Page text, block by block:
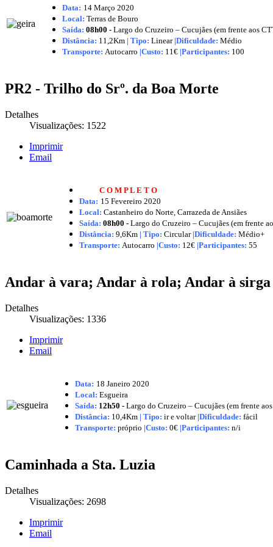
Data: 14 Março 2020
Local: Terras de Bouro
Saída: 08h00 - Largo do Cruzeiro – Cucujães (em frente aos
Distância: 11,2Km | Tipo: Linear |Dificuldade: Médio
Transporte: Autocarro |Custo: 11€ |Participantes: 100
PR2 - Trilho do Srº. da Boa Morte
Detalhes
Visualizações: 1522
Imprimir
Email
C O M P L E T O
Data: 15 Fevereiro 2020
Local: Castanheiro do Norte, Carrazeda de Ansiães
Saída: 08h00 - Largo do Cruzeiro – Cucujães (em frente
Distância: 9,6Km | Tipo: Circular |Dificuldade: Médio+
Transporte: Autocarro |Custo: 12€ |Participantes: 55
Andar à vara; Andar à rola; Andar à sirga
Detalhes
Visualizações: 1336
Imprimir
Email
Data: 18 Janeiro 2020
Local: Esgueira
Saída: 12h50 - Largo do Cruzeiro – Cucujães (em frente
Distância: 10,4Km | Tipo: ir e voltar |Dificuldade: fácil
Transporte: próprio |Custo: 0€ |Participantes: n/i
Caminhada a Sta. Luzia
Detalhes
Visualizações: 2698
Imprimir
Email